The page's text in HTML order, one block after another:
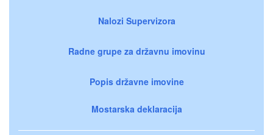
Nalozi Supervizora
Radne grupe za državnu imovinu
Popis državne imovine
Mostarska deklaracija